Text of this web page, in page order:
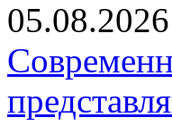
05.08.2026